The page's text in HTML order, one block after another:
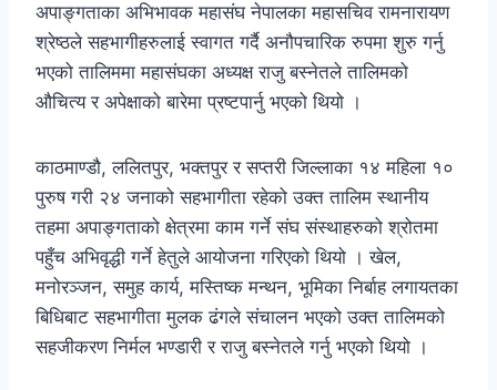
अपाङ्गताका अभिभावक महासंघ नेपालका महासचिव रामनारायण
श्रेष्ठले सहभागीहरुलाई स्वागत गर्दै अनौपचारिक रुपमा शुरु गर्नु
भएको तालिममा महासंघका अध्यक्ष राजु बस्नेतले तालिमको
औचित्य र अपेक्षाको बारेमा प्रष्टपार्नु भएको थियो ।
काठमाण्डौ, ललितपुर, भक्तपुर र सप्तरी जिल्लाका १४ महिला १०
पुरुष गरी २४ जनाको सहभागीता रहेको उक्त तालिम स्थानीय
तहमा अपाङ्गताको क्षेत्रमा काम गर्ने संघ संस्थाहरुको श्रोतमा
पहुँच अभिवृद्धी गर्ने हेतुले आयोजना गरिएको थियो । खेल,
मनोरञ्जन, समुह कार्य, मस्तिष्क मन्थन, भूमिका निर्बाह लगायतका
बिधिबाट सहभागीता मुलक ढंगले संचालन भएको उक्त तालिमको
सहजीकरण निर्मल भण्डारी र राजु बस्नेतले गर्नु भएको थियो ।